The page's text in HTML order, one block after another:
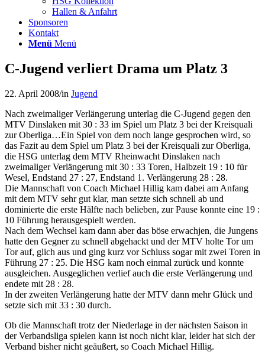
Hallen & Anfahrt
Sponsoren
Kontakt
Menü Menü
C-Jugend verliert Drama um Platz 3
22. April 2008/in Jugend
Nach zweimaliger Verlängerung unterlag die C-Jugend gegen den
MTV Dinslaken mit 30 : 33 im Spiel um Platz 3 bei der Kreisquali
zur Oberliga…Ein Spiel von dem noch lange gesprochen wird, so
das Fazit au dem Spiel um Platz 3 bei der Kreisquali zur Oberliga,
die HSG unterlag dem MTV Rheinwacht Dinslaken nach
zweimaliger Verlängerung mit 30 : 33 Toren, Halbzeit 19 : 10 für
Wesel, Endstand 27 : 27, Endstand 1. Verlängerung 28 : 28.
Die Mannschaft von Coach Michael Hillig kam dabei am Anfang
mit dem MTV sehr gut klar, man setzte sich schnell ab und
dominierte die erste Hälfte nach belieben, zur Pause konnte eine 19 :
10 Führung herausgespielt werden.
Nach dem Wechsel kam dann aber das böse erwachjen, die Jungens
hatte den Gegner zu schnell abgehackt und der MTV holte Tor um
Tor auf, glich aus und ging kurz vor Schluss sogar mit zwei Toren in
Führung 27 : 25. Die HSG kam noch einmal zurück und konnte
ausgleichen. Ausgeglichen verlief auch die erste Verlängerung und
endete mit 28 : 28.
In der zweiten Verlängerung hatte der MTV dann mehr Glück und
setzte sich mit 33 : 30 durch.
Ob die Mannschaft trotz der Niederlage in der nächsten Saison in
der Verbandsliga spielen kann ist noch nicht klar, leider hat sich der
Verband bisher nicht geäußert, so Coach Michael Hillig.